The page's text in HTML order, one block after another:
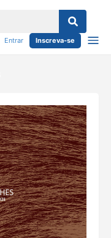
Entrar Inscreva-se